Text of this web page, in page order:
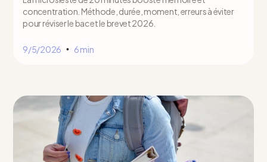
concentration. Méthode, durée, moment, erreurs à éviter
pour réviser le bac et le brevet 2026.
9/5/2026 • 6 min